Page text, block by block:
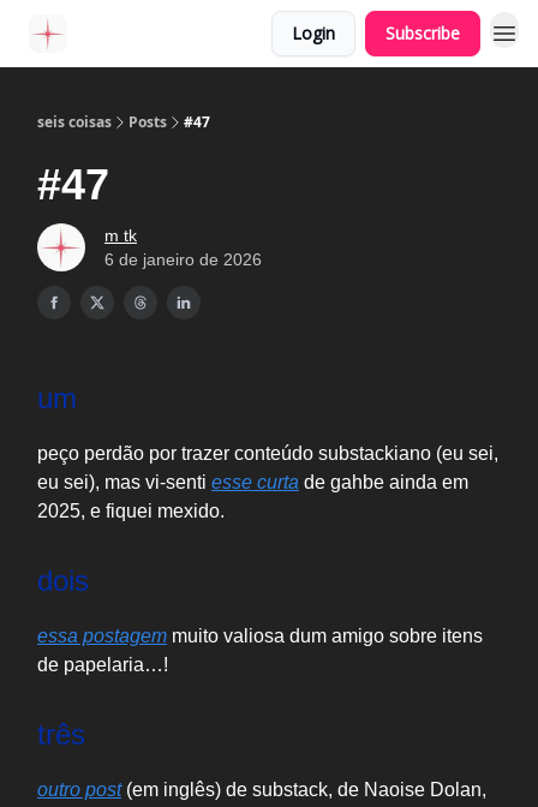
Login Subscribe
seis coisas Posts #47
#47
m tk
6 de janeiro de 2026
um
peço perdão por trazer conteúdo substackiano (eu sei,
eu sei), mas vi-senti esse curta de gahbe ainda em
2025, e fiquei mexido.
dois
essa postagem muito valiosa dum amigo sobre itens
de papelaria…!
três
outro post(em inglês) de substack, de Naoise Dolan,